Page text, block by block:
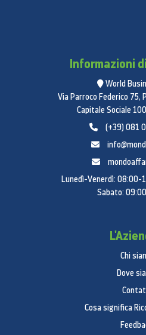
Informazioni
World
Via Parroco Federico 75,
Capitale Sociale
(+39) 081
Lunedì-Venerdì: 08:00-
Sabato:
Chi
Dove
Cosa significa